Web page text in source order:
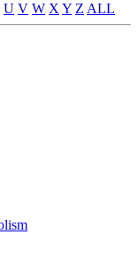
U V W X Y Z ALL